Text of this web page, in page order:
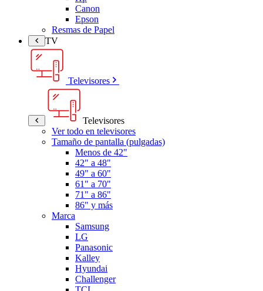
Canon
Epson
Resmas de Papel
TV
Televisores
Televisores
Ver todo en televisores
Tamaño de pantalla (pulgadas)
Menos de 42"
42" a 48"
49" a 60"
61" a 70"
71" a 86"
86" y más
Marca
Samsung
LG
Panasonic
Kalley
Hyundai
Challenger